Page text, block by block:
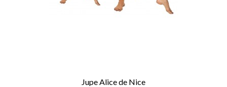
Jupe Alice de Nice